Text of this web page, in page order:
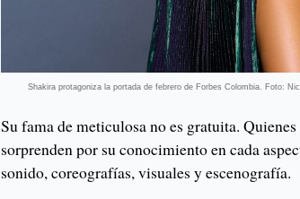
Shakira protagoniza la portada de febrero de Forbes Colombia. Foto:
Su fama de meticulosa no es gratuita.
sorprenden por su conocimiento en cada
sonido, coreografías, visuales y escenografía.